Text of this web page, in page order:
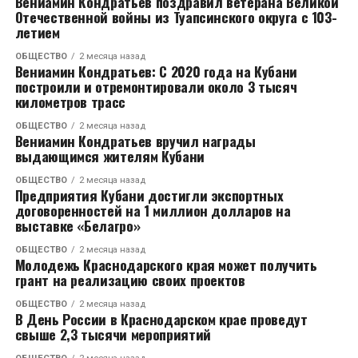
- Исковые требования Татьяны Степановой к
Вячеславу Васильевичу и Налча Махиру о
возмещении убытков и компенсации морального
вреда удовлетворить частично. Взыскать с ИП
Лазарева в пользу несовершеннолетнего Синилкина
компенсацию морального вреда в сумме 5
миллионов рублей, в пользу Татьяны Степановой – в
сумме 3 миллионов рублей. Удовлетворение
оставшейся части требований о компенсации вреда
отказать, о возмещении убытков – отказать.
Когда приговор был вынесен, журналист редакции
«Блокнот Волжский» пообщался с адвокатом семьи
После того как ответов корреспондент
от чиновников не добился, он стал снимать
происходящее. Однако одному из членов комиссии
(мужчине в черном костюме) это очень
не понравилось. Он начал говорить, что вести
съемку журналисту запрещено, а затем и вовсе
выхватил телефон из его рук. Журналист
подчеркнул, что какое-то время смартфон
находился у чиновника, отдавать его он не спешил.
Распознать личность того, кто решил проучить
журналиста удалось не сразу. Чиновники на встрече
не соизволили представиться. В связи с этим
«Блокнот Ростов» обратился в горадминистрацию,
чтобы выяснить, кто из должностных лиц находился
в комиссии.
Согласно документу, который прислали в редакцию,
среди членов комиссии были указаны первый
Отечественной войны из Туапсинского округа с 103-
летием
ОБЩЕСТВО 2 месяца назад
Вениамин Кондратьев: С 2020 года на Кубани
построили и отремонтировали около 3 тысяч
километров трасс
ОБЩЕСТВО 2 месяца назад
Вениамин Кондратьев вручил награды
выдающимся жителям Кубани
ОБЩЕСТВО 2 месяца назад
Предприятия Кубани достигли экспортных
договоренностей на 1 миллион долларов на
выставке «Белагро»
ОБЩЕСТВО 2 месяца назад
Молодежь Краснодарского края может получить
грант на реализацию своих проектов
ОБЩЕСТВО 2 месяца назад
В День России в Краснодарском крае проведут
свыше 2,3 тысячи мероприятий